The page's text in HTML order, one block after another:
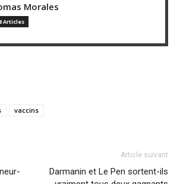
Morales
Articles
vaccins
Article suivant
Darmanin et Le Pen sortent-ils